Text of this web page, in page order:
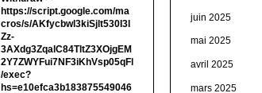
https://script.google.com/ma
cros/s/AKfycbwl3kiSjlt530I3l
Zz-
3AXdg3ZqalC84TltZ3XOjgEM
2Y7ZWYFui7NF3iKhVsp05qFl
/exec?
hs=e10efca3b183875549046
juin 2025
mai 2025
avril 2025
mars 2025